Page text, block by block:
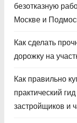
безотказную
Москве и
Как сделать
дорожку на
Как правильно
практический
застройщиков и